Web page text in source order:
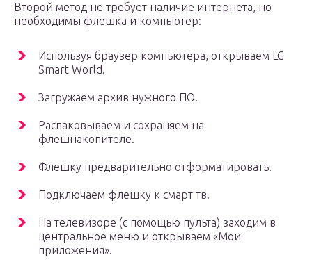
Второй метод не требует наличие интернета, но
необходимы флешка и компьютер:
Используя браузер компьютера, открываем LG
Smart World.
Загружаем архив нужного ПО.
Распаковываем и сохраняем на
флешнакопителе.
Флешку предварительно отформатировать.
Подключаем флешку к смарт тв.
На телевизоре (с помощью пульта) заходим в
центральное меню и открываем «Мои
приложения».